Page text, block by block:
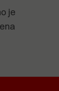
je